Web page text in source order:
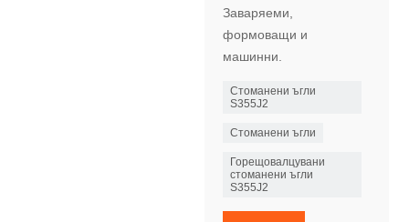
Заваряеми,
формоващи и
машинни.
Стоманени ъгли
S355J2
Стоманени ъгли
Горещовалцувани
стоманени ъгли
S355J2